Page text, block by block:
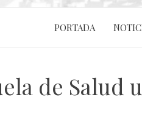
PORTADA
de Salud